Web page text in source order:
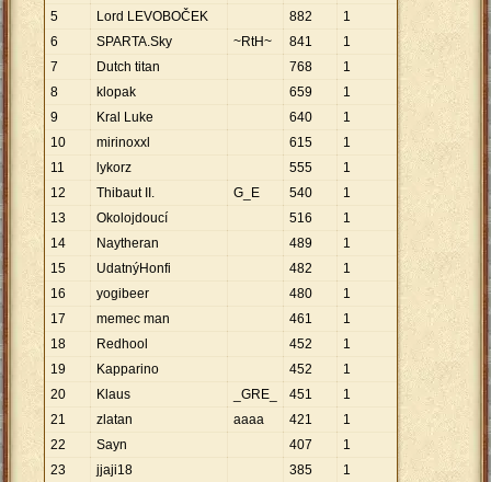
5
Lord LEVOBOČEK 882
1
6
SPARTA.Sky ~RtH~ 841
1
7
Dutch titan 768
1
8
klopak 659
1
9
Kral Luke 640
1
10
mirinoxxl 615
1
11
lykorz 555
1
12
Thibaut II. G_E 540
1
13
Okolojdoucí 516
1
14
Naytheran 489
1
15
UdatnýHonfi 482
1
16
yogibeer 480
1
17
memec man 461
1
18
Redhool 452
1
19
Kapparino 452
1
20
Klaus _GRE_ 451
1
21
zlatan aaaa 421
1
22
Sayn 407
1
23
jjaji18 385
1